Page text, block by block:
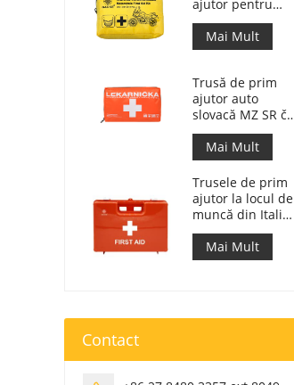
ajutor pentru
motociclete de
aventură pentru
motocicliști
Mai Mult
Trusă de prim
ajutor auto
slovacă MZ SR č.
143/2009
Mai Mult
Trusele de prim
ajutor la locul de
muncă din Italia
respectă DM 388
din 15/07/2003
Mai Mult
Contact